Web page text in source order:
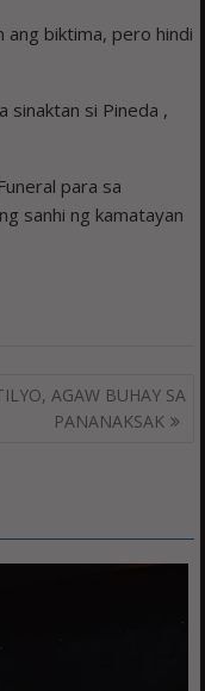
ang biktima, pero hindi
sinaktan si Pineda ,
para sa
sanhi ng kamatayan
AGAW BUHAY SA
PANANAKSAK